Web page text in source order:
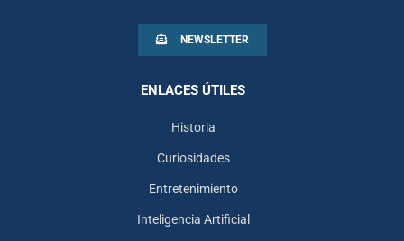
NEWSLETTER
ENLACES ÚTILES
Historia
Curiosidades
Entretenimiento
Inteligencia Artificial